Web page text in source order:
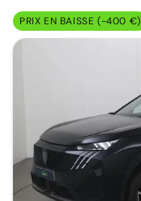
PRIX EN BAISSE (-400 €)